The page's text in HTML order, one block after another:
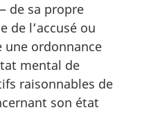
de sa propre
de l’accusé ou
ordonnance
mental de
raisonnables de
son état